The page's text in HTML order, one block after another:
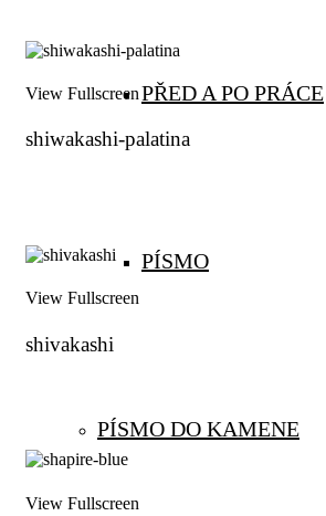
PŘED A PO PRÁCE
PÍSMO
PÍSMO DO KAMENE
View Fullscreen
shiwakashi-palatina
View Fullscreen
shivakashi
View Fullscreen